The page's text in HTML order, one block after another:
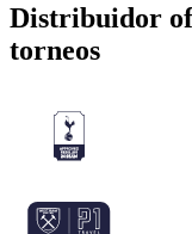
Distribuidor
torneos